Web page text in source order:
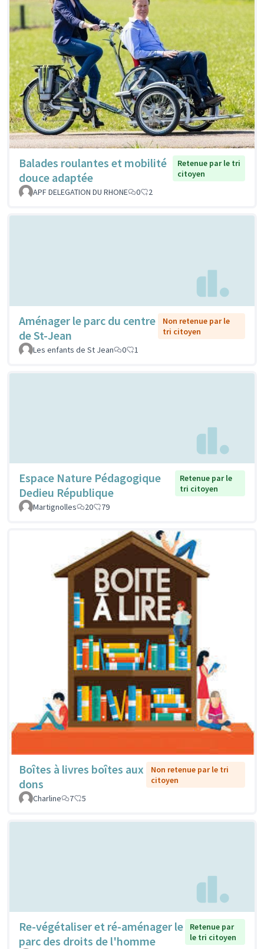
Balades roulantes et mobilité
douce adaptée
Retenue par le tri
citoyen
APF DELEGATION DU RHONE
0 2
Aménager le parc du centre
de St-Jean
Non retenue par le
tri citoyen
Les enfants de St Jean
0 1
Espace Nature Pédagogique
Dedieu République
Retenue par le
tri citoyen
Martignolles
20 79
Boîtes à livres boîtes aux
dons
Non retenue par le tri
citoyen
Charline
7 5
Re-végétaliser et ré-aménager le
parc des droits de l'homme
Retenue par
le tri citoyen